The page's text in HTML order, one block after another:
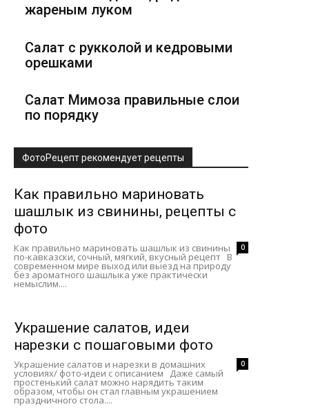
жареным луком
Салат с рукколой и кедровыми
орешками
Салат Мимоза правильные слои
по порядку
ФотоРецепт рекомендует рецепты
Как правильно мариновать
шашлык из свинины, рецепты с
фото
0
Как правильно мариновать шашлык из свинины
по-кавказски, сочный, мягкий, вкусный рецепт В
современном мире выход или выезд на природу
без ароматного шашлыка уже практически
немыслим....
Украшение салатов, идеи
нарезки с пошаговыми фото
0
Украшение салатов и нарезки в домашних
условиях/ фото-идеи с описанием Даже самый
простенький салат можно нарядить таким
образом, чтобы он стал главным украшением
праздничного стола....